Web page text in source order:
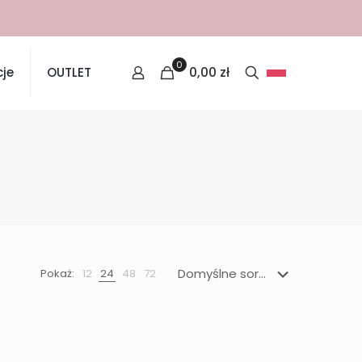
OUTLET 0 0,00 zł
Pokaż: 12 24 48 72